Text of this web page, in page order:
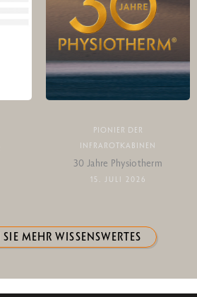
PIONIER DER
INFRAROTKABINEN
30 Jahre Physiotherm
15. JULI 2026
MEHR WISSENSWERTES